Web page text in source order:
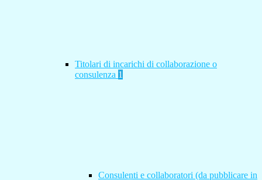
Titolari di incarichi di collaborazione o
consulenza 1
Consulenti e collaboratori (da pubblicare in